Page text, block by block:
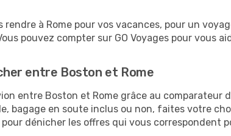
rendre à Rome pour vos vacances, pour un
pouvez compter sur GO Voyages pour vous
entre Boston et Rome
entre Boston et Rome grâce au comparateur
bagage en soute inclus ou non, faites votre
dénicher les offres qui vous correspondent